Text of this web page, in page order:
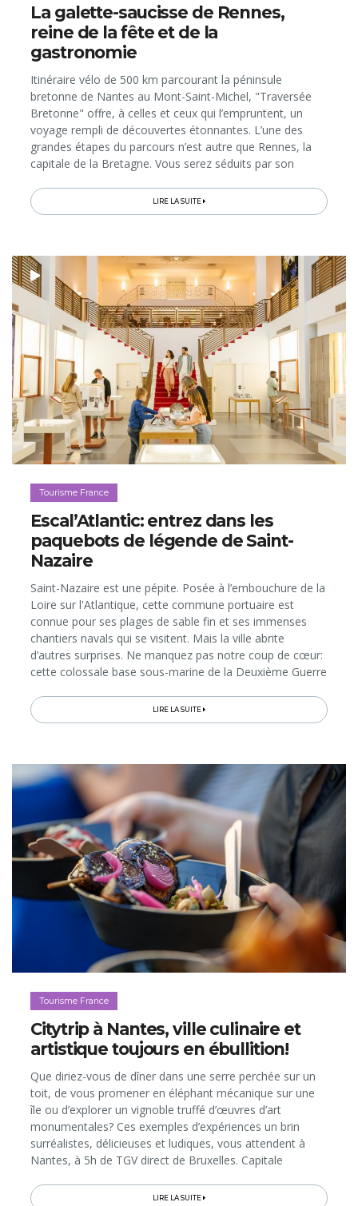
La galette-saucisse de Rennes,
reine de la fête et de la
gastronomie
Itinéraire vélo de 500 km parcourant la péninsule
bretonne de Nantes au Mont-Saint-Michel, "Traversée
Bretonne" offre, à celles et ceux qui l’empruntent, un
voyage rempli de découvertes étonnantes. L’une des
grandes étapes du parcours n’est autre que Rennes, la
capitale de la Bretagne. Vous serez séduits par son
où la...
LIRE LA SUITE
Tourisme France
Escal’Atlantic: entrez dans les
paquebots de légende de Saint-
Nazaire
Saint-Nazaire est une pépite. Posée à l’embouchure de la
Loire sur l'Atlantique, cette commune portuaire est
connue pour ses plages de sable fin et ses immenses
chantiers navals qui se visitent. Mais la ville abrite
d’autres surprises. Ne manquez pas notre coup de cœur:
cette colossale base sous-marine de la Deuxième Guerre
culture...
LIRE LA SUITE
Tourisme France
Citytrip à Nantes, ville culinaire et
artistique toujours en ébullition!
Que diriez-vous de dîner dans une serre perchée sur un
toit, de vous promener en éléphant mécanique sur une
île ou d’explorer un vignoble truffé d’œuvres d’art
monumentales? Ces exemples d’expériences un brin
surréalistes, délicieuses et ludiques, vous attendent à
Nantes, à 5h de TGV direct de Bruxelles. Capitale
reconnue pour son audace...LIRE LA SUITE